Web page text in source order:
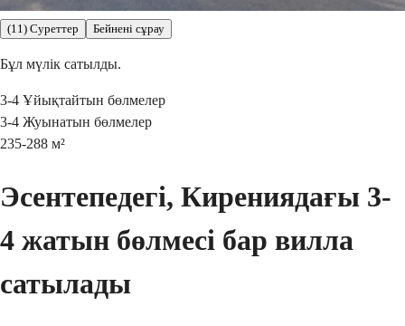
(11) Суреттер Бейнені сұрау
Бұл мүлік сатылды.
3-4 Ұйықтайтын бөлмелер
3-4 Жуынатын бөлмелер
235-288 м²
Эсентепедегі, Кирениядағы 3-
4 жатын бөлмесі бар вилла
сатылады